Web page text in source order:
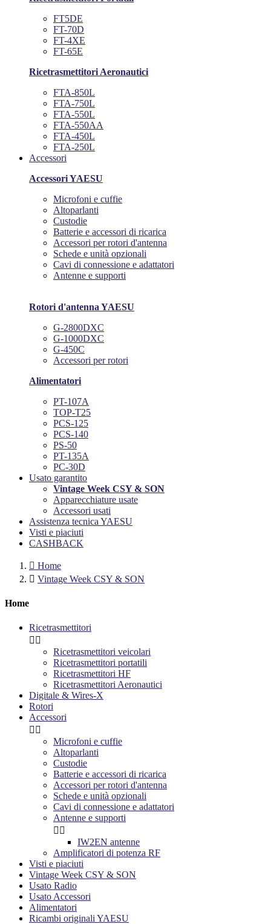
FT5DE
FT-70D
FT-4XE
FT-65E
Ricetrasmettitori Aeronautici
FTA-850L
FTA-750L
FTA-550L
FTA-550AA
FTA-450L
FTA-250L
Accessori
Accessori YAESU
Microfoni e cuffie
Altoparlanti
Custodie
Batterie e accessori di ricarica
Accessori per rotori d'antenna
Schede e unità opzionali
Cavi di connessione e adattatori
Antenne e supporti
Rotori d'antenna YAESU
G-2800DXC
G-1000DXC
G-450C
Accessori per rotori
Alimentatori
PT-107A
TOP-T25
PCS-125
PCS-140
PS-50
PT-135A
PC-30D
Usato garantito
Vintage Week CSY & SON
Apparecchiature usate
Accessori usati
Assistenza tecnica YAESU
Visti e piaciuti
CASHBACK
 Home
 Vintage Week CSY & SON
Home
Ricetrasmettitori
 
Ricetrasmettitori veicolari
Ricetrasmettitori portatili
Ricetrasmettitori HF
Ricetrasmettitori Aeronautici
Digitale & Wires-X
Rotori
Accessori
 
Microfoni e cuffie
Altoparlanti
Custodie
Batterie e accessori di ricarica
Accessori per rotori d'antenna
Schede e unità opzionali
Cavi di connessione e adattatori
Antenne e supporti
 
IW2EN antenne
Amplificatori di potenza RF
Visti e piaciuti
Vintage Week CSY & SON
Usato Radio
Usato Accessori
Alimentatori
Ricambi originali YAESU